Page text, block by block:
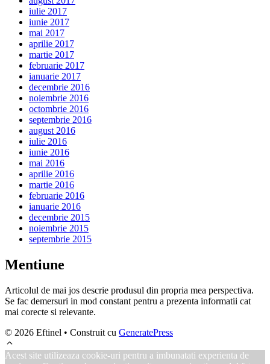
iulie 2017
iunie 2017
mai 2017
aprilie 2017
martie 2017
februarie 2017
ianuarie 2017
decembrie 2016
noiembrie 2016
octombrie 2016
septembrie 2016
august 2016
iulie 2016
iunie 2016
mai 2016
aprilie 2016
martie 2016
februarie 2016
ianuarie 2016
decembrie 2015
noiembrie 2015
septembrie 2015
Mentiune
Articolul de mai jos descrie produsul din propria mea perspectiva.
Se fac demersuri in mod constant pentru a prezenta informatii cat
mai corecte si relevante.
© 2026 Eftinel • Construit cu GeneratePress
Acest site utilizeaza cookie-uri pentru a imbunatati experienta de